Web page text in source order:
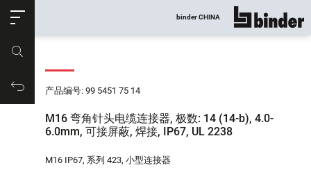
购物车
binder CHINA 显示所有
产品编号: 99 5451 75 14
M16 弯角针头电缆连接器, 极数: 14 (14-b), 4.0-
6.0mm, 可接屏蔽, 焊接, IP67, UL 2238
M16 IP67, 系列 423, 小型连接器